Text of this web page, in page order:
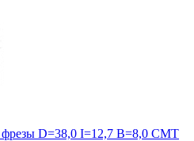
D=38,0 I=12,7 B=8,0 CMT